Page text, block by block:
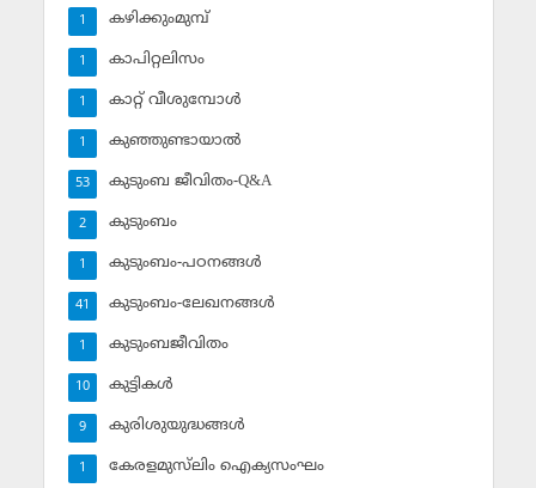
കഴിക്കുംമുമ്പ്
1
കാപിറ്റലിസം
1
കാറ്റ് വീശുമ്പോള്‍
1
കുഞ്ഞുണ്ടായാല്‍
1
കുടുംബ ജീവിതം-Q&A
53
കുടുംബം
2
കുടുംബം-പഠനങ്ങള്‍
1
കുടുംബം-ലേഖനങ്ങള്‍
41
കുടുംബജീവിതം
1
കുട്ടികള്‍
10
കുരിശുയുദ്ധങ്ങള്‍
9
കേരളമുസ്‌ലിം ഐക്യസംഘം
1